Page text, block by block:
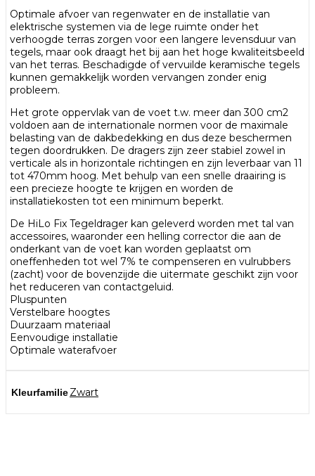
Optimale afvoer van regenwater en de installatie van
elektrische systemen via de lege ruimte onder het
verhoogde terras zorgen voor een langere levensduur van
tegels, maar ook draagt het bij aan het hoge kwaliteitsbeeld
van het terras. Beschadigde of vervuilde keramische tegels
kunnen gemakkelijk worden vervangen zonder enig
probleem.
Het grote oppervlak van de voet t.w. meer dan 300 cm2
voldoen aan de internationale normen voor de maximale
belasting van de dakbedekking en dus deze beschermen
tegen doordrukken. De dragers zijn zeer stabiel zowel in
verticale als in horizontale richtingen en zijn leverbaar van 11
tot 470mm hoog. Met behulp van een snelle draairing is
een precieze hoogte te krijgen en worden de
installatiekosten tot een minimum beperkt.
De HiLo Fix Tegeldrager kan geleverd worden met tal van
accessoires, waaronder een helling corrector die aan de
onderkant van de voet kan worden geplaatst om
oneffenheden tot wel 7% te compenseren en vulrubbers
(zacht) voor de bovenzijde die uitermate geschikt zijn voor
het reduceren van contactgeluid.
Pluspunten
Verstelbare hoogtes
Duurzaam materiaal
Eenvoudige installatie
Optimale waterafvoer
KleurfamilieZwart